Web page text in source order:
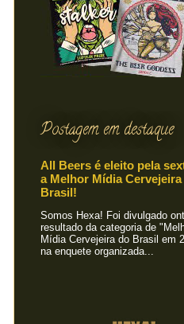
Postagem em destaque
All Beers é eleito pela
a Melhor Mídia
Brasil!
Somos Hexa! Foi divulgado
resultado da categoria de
Mídia Cervejeira do Brasil em
na enquete organizada...